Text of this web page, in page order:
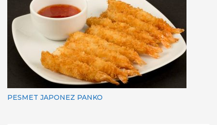
PESMET JAPONEZ PANKO